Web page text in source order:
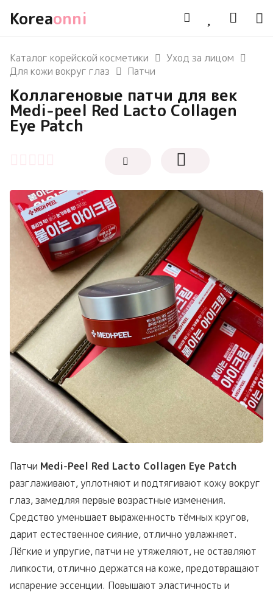
Koreaonni
Каталог корейской косметики
Уход за лицом
Для кожи вокруг глаз
Патчи
Коллагеновые патчи для век
Medi-peel Red Lacto Collagen
Eye Patch
Патчи Medi-Peel Red Lacto Collagen Eye Patch
разглаживают, уплотняют и подтягивают кожу вокруг
глаз, замедляя первые возрастные изменения.
Средство уменьшает выраженность тёмных кругов,
дарит естественное сияние, отлично увлажняет.
Лёгкие и упругие, патчи не утяжеляют, не оставляют
липкости, отлично держатся на коже, предотвращают
испарение эссенции. Повышают эластичность и